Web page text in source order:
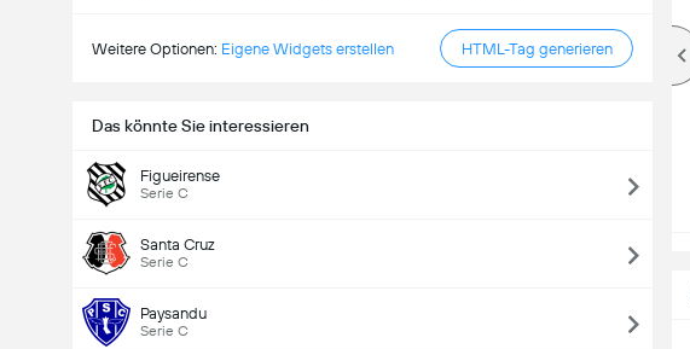
Weitere Optionen: Eigene Widgets erstellen HTML-Tag generieren
Das könnte Sie interessieren
Figueirense
Serie C
Santa Cruz
Serie C
Paysandu
Serie C